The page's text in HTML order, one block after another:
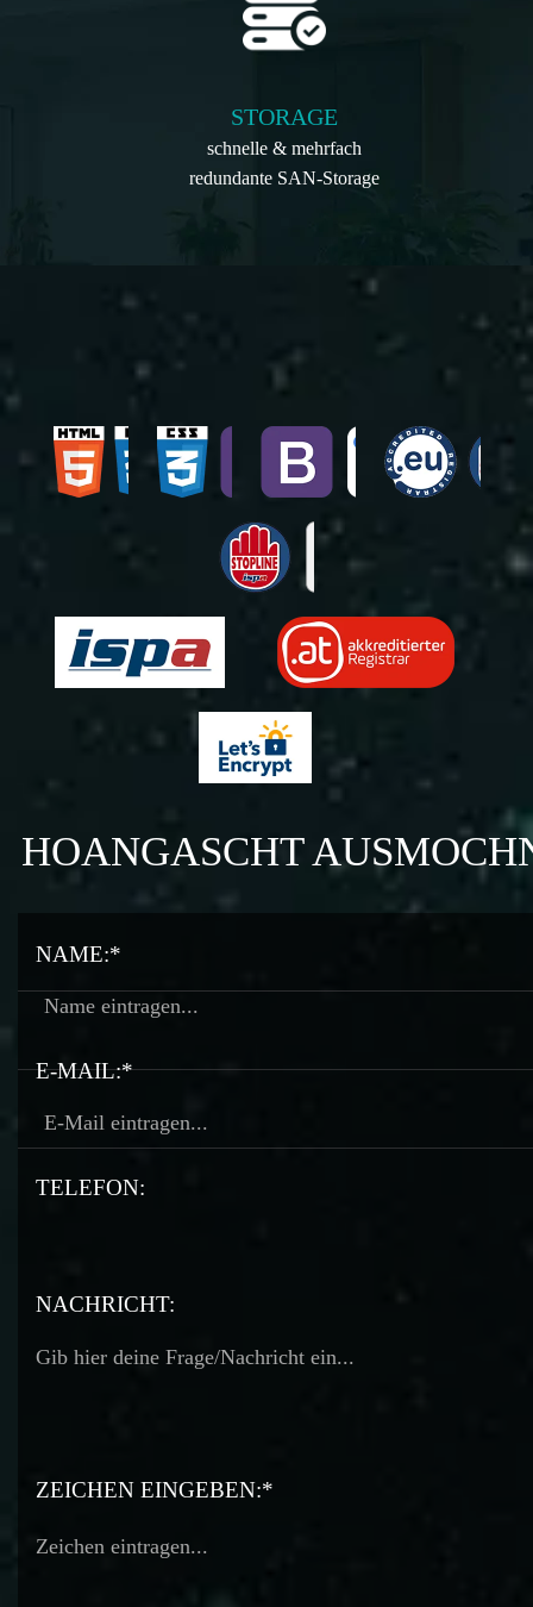
STORAGE
schnelle & mehrfach
redundante SAN-Storage
HOANGASCHT
NAME:*
E-MAIL:*
TELEFON:
TELEFON:
NACHRICHT:
ZEICHEN EINGEBEN:*